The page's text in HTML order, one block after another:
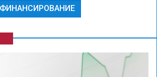
ФИНАНСИРОВАНИЕ